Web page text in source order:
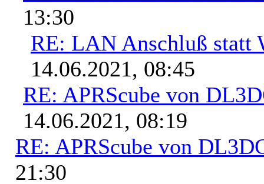
13:30
RE: LAN Anschluß statt
14.06.2021, 08:45
RE: APRScube von
14.06.2021, 08:19
RE: APRScube von
21:30